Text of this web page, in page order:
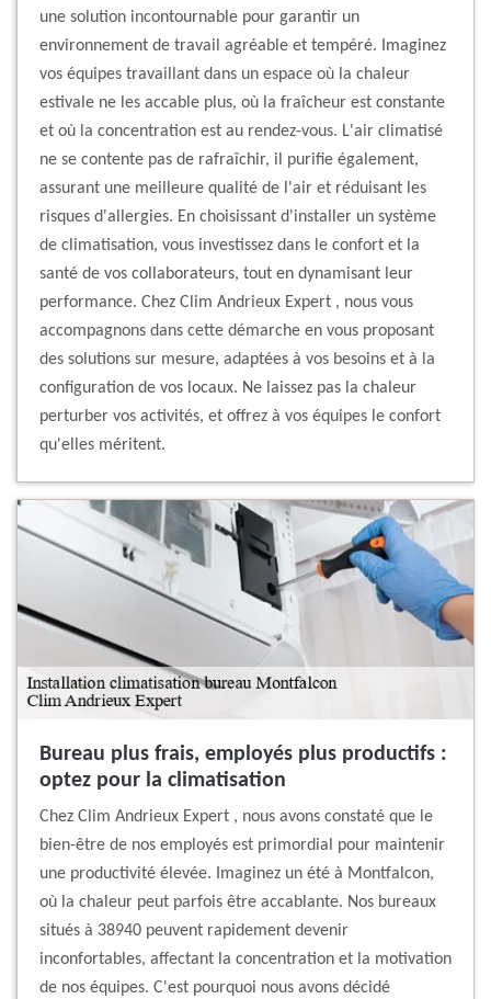
une solution incontournable pour garantir un
environnement de travail agréable et tempéré. Imaginez
vos équipes travaillant dans un espace où la chaleur
estivale ne les accable plus, où la fraîcheur est constante
et où la concentration est au rendez-vous. L'air climatisé
ne se contente pas de rafraîchir, il purifie également,
assurant une meilleure qualité de l'air et réduisant les
risques d'allergies. En choisissant d'installer un système
de climatisation, vous investissez dans le confort et la
santé de vos collaborateurs, tout en dynamisant leur
performance. Chez Clim Andrieux Expert , nous vous
accompagnons dans cette démarche en vous proposant
des solutions sur mesure, adaptées à vos besoins et à la
configuration de vos locaux. Ne laissez pas la chaleur
perturber vos activités, et offrez à vos équipes le confort
qu'elles méritent.
Bureau plus frais, employés plus productifs :
optez pour la climatisation
Chez Clim Andrieux Expert , nous avons constaté que le
bien-être de nos employés est primordial pour maintenir
une productivité élevée. Imaginez un été à Montfalcon,
où la chaleur peut parfois être accablante. Nos bureaux
situés à 38940 peuvent rapidement devenir
inconfortables, affectant la concentration et la motivation
de nos équipes. C'est pourquoi nous avons décidé